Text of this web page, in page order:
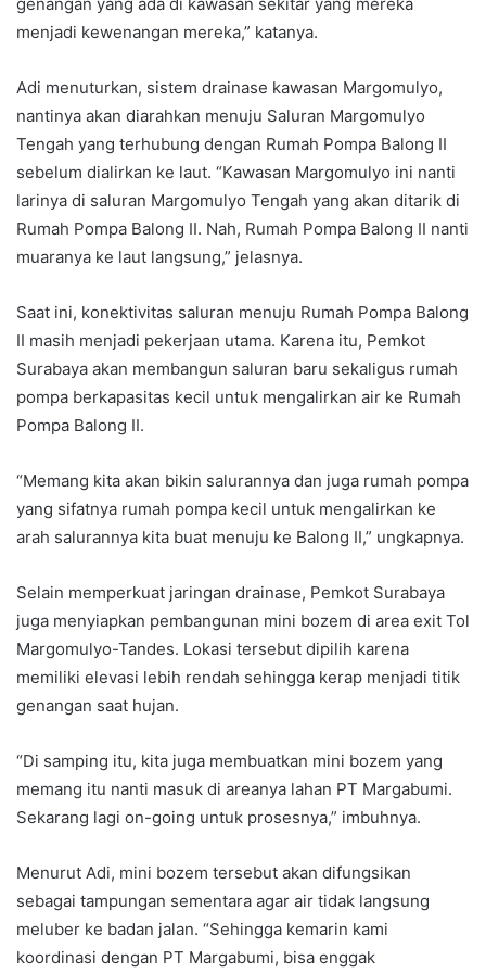
menjadi kewenangan mereka,” katanya.
Adi menuturkan, sistem drainase kawasan Margomulyo,
nantinya akan diarahkan menuju Saluran Margomulyo
Tengah yang terhubung dengan Rumah Pompa Balong II
sebelum dialirkan ke laut. “Kawasan Margomulyo ini nanti
larinya di saluran Margomulyo Tengah yang akan ditarik di
Rumah Pompa Balong II. Nah, Rumah Pompa Balong II nanti
muaranya ke laut langsung,” jelasnya.
Saat ini, konektivitas saluran menuju Rumah Pompa Balong
II masih menjadi pekerjaan utama. Karena itu, Pemkot
Surabaya akan membangun saluran baru sekaligus rumah
pompa berkapasitas kecil untuk mengalirkan air ke Rumah
Pompa Balong II.
“Memang kita akan bikin salurannya dan juga rumah pompa
yang sifatnya rumah pompa kecil untuk mengalirkan ke
arah salurannya kita buat menuju ke Balong II,” ungkapnya.
Selain memperkuat jaringan drainase, Pemkot Surabaya
juga menyiapkan pembangunan mini bozem di area exit Tol
Margomulyo-Tandes. Lokasi tersebut dipilih karena
memiliki elevasi lebih rendah sehingga kerap menjadi titik
genangan saat hujan.
“Di samping itu, kita juga membuatkan mini bozem yang
memang itu nanti masuk di areanya lahan PT Margabumi.
Sekarang lagi on-going untuk prosesnya,” imbuhnya.
Menurut Adi, mini bozem tersebut akan difungsikan
sebagai tampungan sementara agar air tidak langsung
meluber ke badan jalan. “Sehingga kemarin kami
koordinasi dengan PT Margabumi, bisa enggak